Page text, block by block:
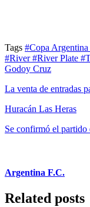
Tags #Copa Argentina
#River#River Plate
Godoy Cruz
La venta de entradas
Huracán Las Heras
Se confirmó el partido
Argentina F.C.
Related posts